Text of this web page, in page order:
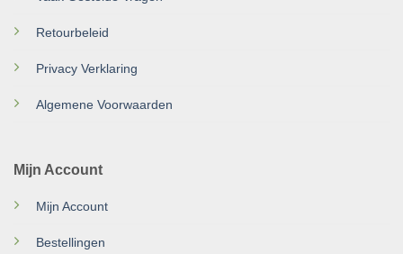
Retourbeleid
Privacy Verklaring
Algemene Voorwaarden
Mijn Account
Mijn Account
Bestellingen